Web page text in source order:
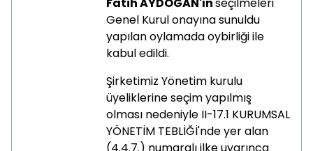
Genel Kurul onayına sunuldu
yapılan oylamada oybirliği ile
kabul edildi.
Şirketimiz Yönetim kurulu
üyeliklerine seçim yapılmış
olması nedeniyle II-17.1 KURUMSAL
YÖNETİM TEBLİĞİ'nde yer alan